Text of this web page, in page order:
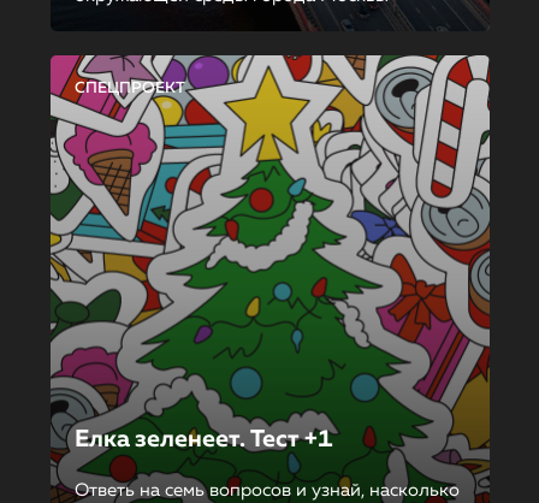
СПЕЦПРОЕКТ
Елка зеленеет. Тест +1
Ответь на семь вопросов и узнай, насколько